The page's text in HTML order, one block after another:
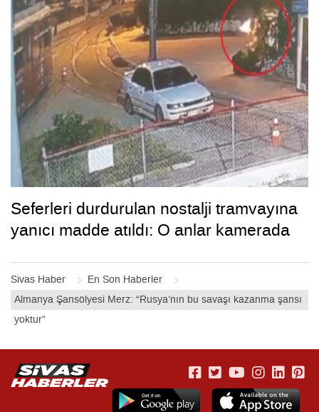
Sivas Haber
En Son Haberler
Almanya Şansölyesi Merz: “Rusya’nın bu savaşı kazanma şansı
yoktur”
Seferleri durdurulan nostalji tramvayına
yanıcı madde atıldı: O anlar kamerada